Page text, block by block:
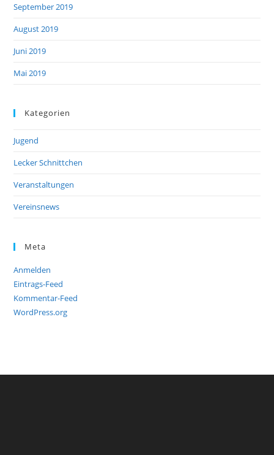
September 2019
August 2019
Juni 2019
Mai 2019
Kategorien
Jugend
Lecker Schnittchen
Veranstaltungen
Vereinsnews
Meta
Anmelden
Eintrags-Feed
Kommentar-Feed
WordPress.org